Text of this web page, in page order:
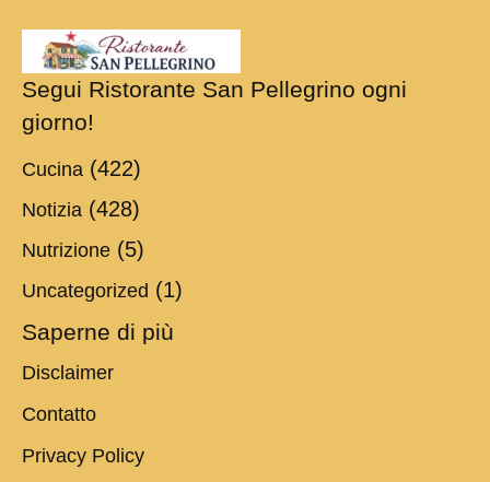
Segui Ristorante San Pellegrino ogni
giorno!
Cucina (422)
Notizia (428)
Nutrizione (5)
Uncategorized (1)
Saperne di più
Disclaimer
Contatto
Privacy Policy